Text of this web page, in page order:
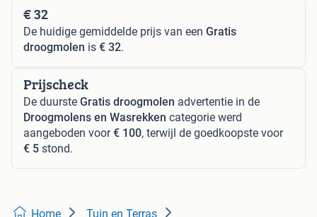
€ 32
De huidige gemiddelde prijs van een Gratis
droogmolen is € 32.
Prijscheck
De duurste Gratis droogmolen advertentie in de
Droogmolens en Wasrekken categorie werd
aangeboden voor€ 100, terwijl de goedkoopste voor
€ 5 stond.
Home Tuin en Terras